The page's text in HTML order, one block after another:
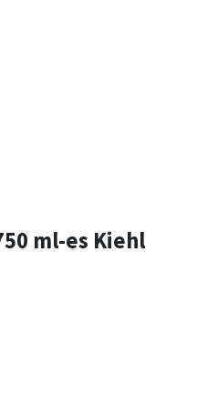
ml-es Kiehl